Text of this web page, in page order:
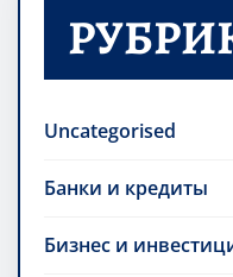
Uncategorised
Банки и кредиты
Бизнес и